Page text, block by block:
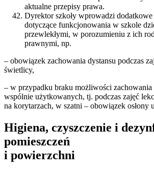
aktualne przepisy prawa.
Dyrektor szkoły wprowadzi
dotyczące funkcjonowania w szkole
przewlekłymi, w porozumieniu z ich
prawnymi, np.
– obowiązek zachowania dystansu podczas
świetlicy,
– w przypadku braku możliwości zachowania
wspólnie użytkowanych, tj. podczas zajęć
na korytarzach, w szatni – obowiązek osłony
Higiena, czyszczenie i
pomieszczeń
i powierzchni